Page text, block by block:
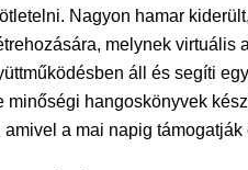
Nagyon hamar
melynek
áll és segíti
minőségi hangoskönyvek
a mai napig támogatják